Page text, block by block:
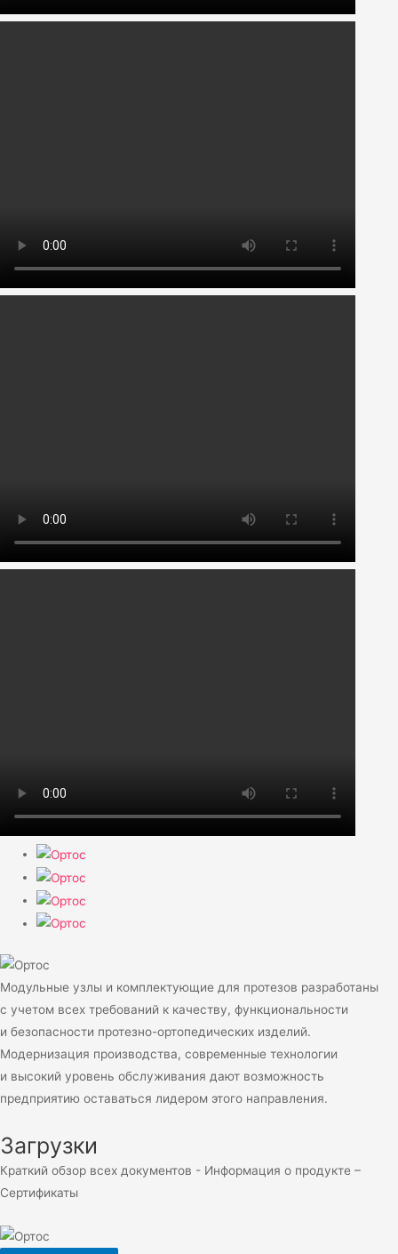
Модульные узлы и комплектующие для протезов разработаны
с учетом всех требований к качеству, функциональности
и безопасности протезно-ортопедических изделий.
Модернизация производства, современные технологии
и высокий уровень обслуживания дают возможность
предприятию оставаться лидером этого направления.
Загрузки
Краткий обзор всех документов - Информация о продукте –
Сертификаты